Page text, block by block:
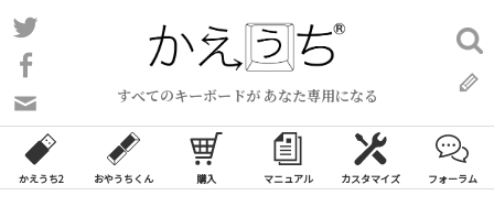
コ
ン
ン
ツ
ス
すべてのキーボードが あなた専用になる
い
合
わ
検
索:
かえうち2 おやうちくん 購入 マニュアル カスタマイズ フォーラム